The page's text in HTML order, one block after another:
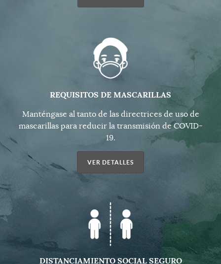
REQUISITOS DE MASCARILLAS
Manténgase al tanto de las directrices de uso de
mascarillas para reducir la transmisión de COVID-
19.
VER DETALLES
DISTANCIAMIENTO SOCIAL SEGURO